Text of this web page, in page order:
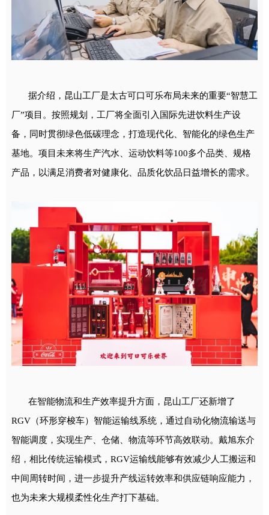
据介绍，昆山工厂是太古可口可乐布局未来的重要“智慧工
厂”项目。按照规划，工厂将全面引入国际先进饮料生产设
备，同时贯彻绿色低碳理念，打造现代化、智能化的绿色生产
基地。项目未来将生产汽水、运动饮料等100多个品类、规格
产品，以满足消费者对健康化、品质化饮品日益增长的需求。
在智能物流和生产效率提升方面，昆山工厂还新增了
RGV（环形穿梭车）智能运输线系统，通过自动化物流输送与
智能调度，实现生产、仓储、物流等环节高效联动。戴旭东介
绍，相比传统运输模式，RGV运输线能够有效减少人工搬运和
中间周转时间，进一步提升产线运转效率和供应链响应能力，
也为未来大规模柔性化生产打下基础。